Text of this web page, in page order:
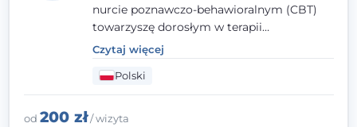
nurcie poznawczo-behawioralnym (CBT)
towarzyszę dorosłym w terapii
indywidualnej oraz nastolatkom od 15. roku
życia. Zależy mi, by naprawdę usłyszeć, z
czym do mnie przychodzisz, i dobrać
sposób pracy do Ciebie - bez gotowych
schematów i bez oceniania.
Czytaj więcej
Polski
od 200 zł/ wizyta